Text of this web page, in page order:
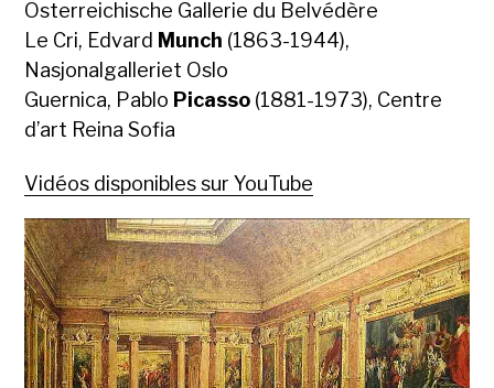
Österreichische Gallerie du Belvédère
Le Cri, Edvard Munch (1863-1944),
Nasjonalgalleriet Oslo
Guernica, Pablo Picasso (1881-1973), Centre
d’art Reina Sofia
Vidéos disponibles sur YouTube